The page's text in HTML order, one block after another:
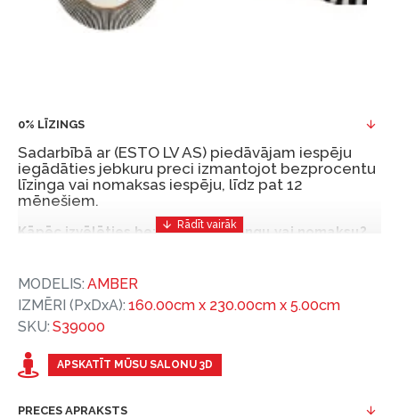
0% LĪZINGS
Sadarbībā ar (ESTO LV AS) piedāvājam iespēju
iegādāties jebkuru preci izmantojot bezprocentu
līzinga vai nomaksas iespēju, līdz pat 12
mēnešiem.
Kāpēc izvēlēties bezprocentu līzingu vai nomaksu?
un izdevīgs finansēšanas risinājums, lai iegādātos
vajadzīgās preces tulīt, bet par tām norēķinoties
vēlāk.
Ar ESTO iegūstiet bezprocentu līzinga vai nomaksas
priekšrocības bez pirmās iemaksas un ar nomaksas
APSKATĪT MŪSU SALONU 3D
PRECES APRAKSTS
MODELIS: AMBER
IZMĒRI (PxDxA): 160.00cm x 230.00cm x 5.00cm
SKU: S39000